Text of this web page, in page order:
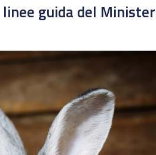
guida del